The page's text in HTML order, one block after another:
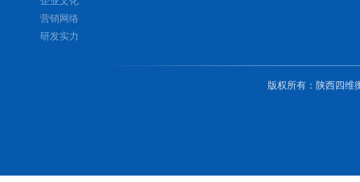
营销网络
研发实力
版权所有 ： 陕西四